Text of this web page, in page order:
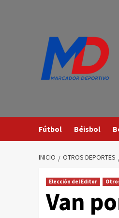
Fútbol Béisbol
INICIO OTROS DEPORTES
Elección del Editor
Van